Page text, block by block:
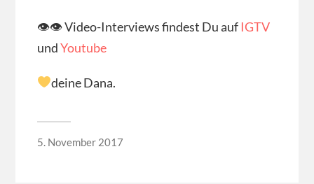
👁👁 Video-Interviews findest Du auf IGTV
undYoutube
deine Dana.
5. November 2017